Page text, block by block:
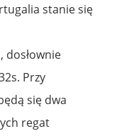
stanie się
dosłownie
Przy
się dwa
regat